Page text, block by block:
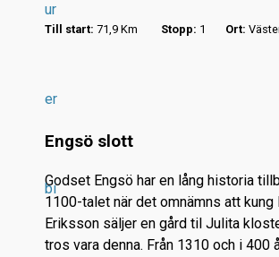
ur
er
bi
Till start: 71,9 Km Stopp: 1 Ort:
Engsö slott
Godset Engsö har en lång historia
1100-talet när det omnämns att kung
Eriksson säljer en gård til Julita
tros vara denna. Från 1310 och i 400